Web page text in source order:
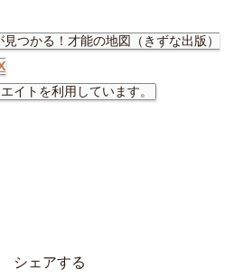
つかる！才能の地図（きずな出版）
イトを利用しています。
シェアする